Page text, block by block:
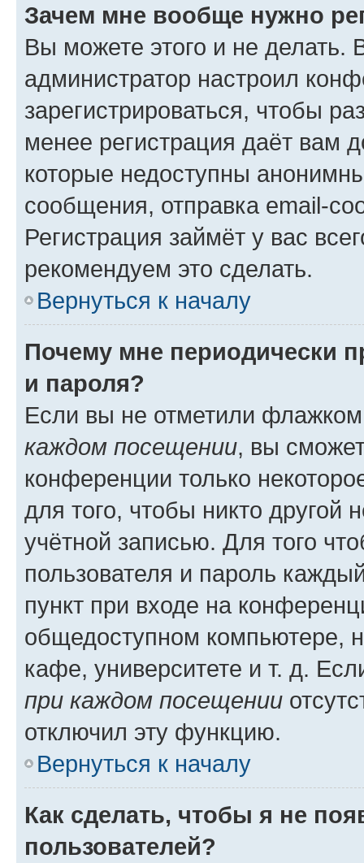
Зачем мне вообще нужно
Вы можете этого и не делать.
администратор настроил
зарегистрироваться, чтобы
менее регистрация даёт вам
которые недоступны
сообщения, отправка email-
Регистрация займёт у вас
рекомендуем это сделать.
Вернуться к началу
Почему мне периодически
и пароля?
Если вы не отметили
каждом посещении, вы
конференции только
для того, чтобы никто другой
учётной записью. Для того
пользователя и пароль
пункт при входе на
общедоступном компьютере,
кафе, университете и т. д.
при каждом посещении
отключил эту функцию.
Вернуться к началу
Как сделать, чтобы я не
пользователей?